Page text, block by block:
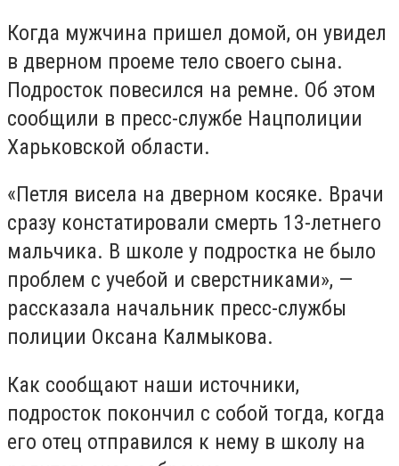
Когда мужчина пришел домой, он увидел
в дверном проеме тело своего сына.
Подросток повесился на ремне. Об этом
сообщили в пресс-службе Нацполиции
Харьковской области.
«Петля висела на дверном косяке. Врачи
сразу констатировали смерть 13-летнего
мальчика. В школе у подростка не было
проблем с учебой и сверстниками», —
рассказала начальник пресс-службы
полиции Оксана Калмыкова.
Как сообщают наши источники,
подросток покончил с собой тогда, когда
его отец отправился к нему в школу на